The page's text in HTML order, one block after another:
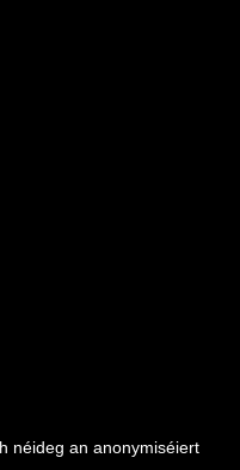
néideg an anonymiséiert